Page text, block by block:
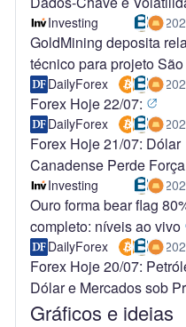
Semanal
Investing
GoldMining deposita
técnico para projeto
no Brasil
DailyForex
Forex Hoje 22/07:
DailyForex
Forex Hoje 21/07: Dólar
Canadense Perde
Inflação
Investing
Ouro forma bear flag
completo: níveis ao vivo
DailyForex
Forex Hoje 20/07:
Dólar e Mercados sob
Gráficos e ideias